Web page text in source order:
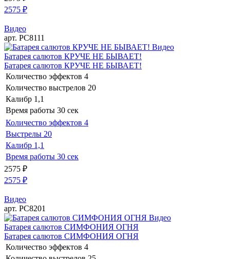
2575 ₽
Видео
арт. РС8111
Видео
Батарея салютов КРУЧЕ НЕ БЫВАЕТ!
Батарея салютов КРУЧЕ НЕ БЫВАЕТ!
Количество эффектов 4
Количество выстрелов 20
Калибр 1,1
Время работы 30 сек
Количество эффектов 4
Выстрелы 20
Калибр 1,1
Время работы 30 сек
2575 ₽
2575 ₽
Видео
арт. РС8201
Видео
Батарея салютов СИМФОНИЯ ОГНЯ
Батарея салютов СИМФОНИЯ ОГНЯ
Количество эффектов 4